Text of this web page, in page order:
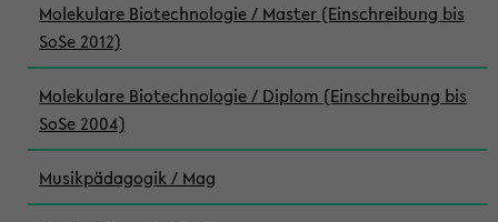
Molekulare Biotechnologie / Master (Einschreibung bis
SoSe 2012)
Molekulare Biotechnologie / Diplom (Einschreibung bis
SoSe 2004)
Musikpädagogik / Mag